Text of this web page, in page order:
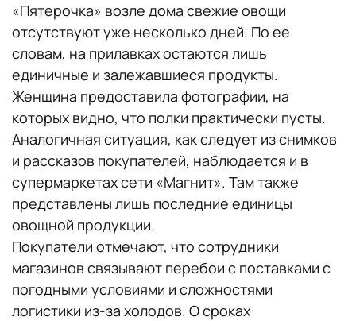
«Пятерочка» возле дома свежие овощи
отсутствуют уже несколько дней. По ее
словам, на прилавках остаются лишь
единичные и залежавшиеся продукты.
Женщина предоставила фотографии, на
которых видно, что полки практически пусты.
Аналогичная ситуация, как следует из снимков
и рассказов покупателей, наблюдается и в
супермаркетах сети «Магнит». Там также
представлены лишь последние единицы
овощной продукции.
Покупатели отмечают, что сотрудники
магазинов связывают перебои с поставками с
погодными условиями и сложностями
логистики из-за холодов. О сроках